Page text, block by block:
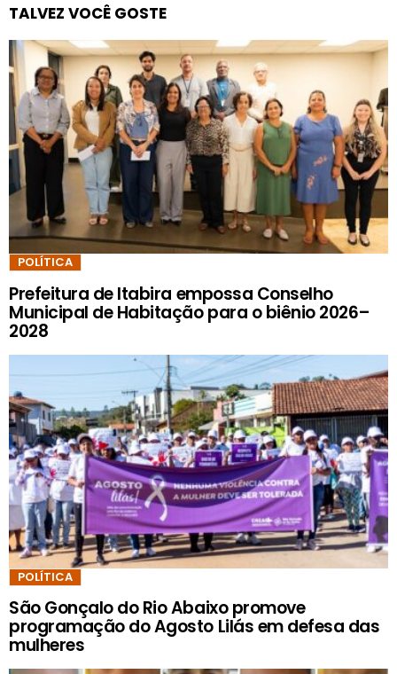
TALVEZ VOCÊ GOSTE
POLÍTICA
Prefeitura de Itabira empossa Conselho
Municipal de Habitação para o biênio 2026–
2028
POLÍTICA
São Gonçalo do Rio Abaixo promove
programação do Agosto Lilás em defesa das
mulheres